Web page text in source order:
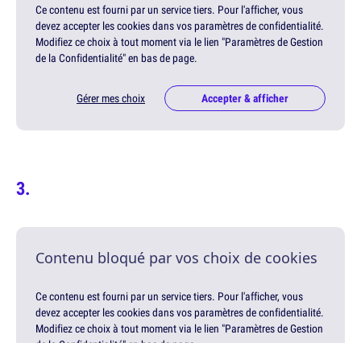
Ce contenu est fourni par un service tiers. Pour l'afficher, vous
devez accepter les cookies dans vos paramètres de confidentialité.
Modifiez ce choix à tout moment via le lien "Paramètres de Gestion
de la Confidentialité" en bas de page.
Gérer mes choix Accepter & afficher
Contenu bloqué par vos choix de cookies
Ce contenu est fourni par un service tiers. Pour l'afficher, vous
devez accepter les cookies dans vos paramètres de confidentialité.
Modifiez ce choix à tout moment via le lien "Paramètres de Gestion